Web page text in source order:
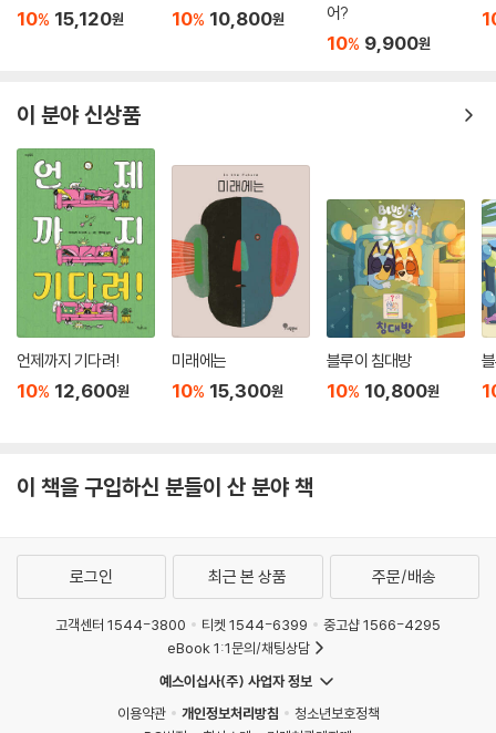
10% 15,120원 10% 10,800원
어?
10% 9,900원
이 분야 신상품
언제까지 기다려!
10% 12,600원
미래에는
10% 15,300원
블루이 침대방
10% 10,800원
이 책을 구입하신 분들이 산 분야 책
로그인 최근 본 상품 주문/배송
고객센터 1544-3800 티켓 1544-6399
중고샵 1566-4295
eBook 1:1문의/채팅상담
예스이십사(주) 사업자 정보
이용약관
개인정보처리방침
청소년보호정책